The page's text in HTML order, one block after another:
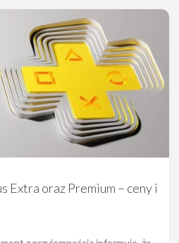
Extra oraz Premium – ceny i